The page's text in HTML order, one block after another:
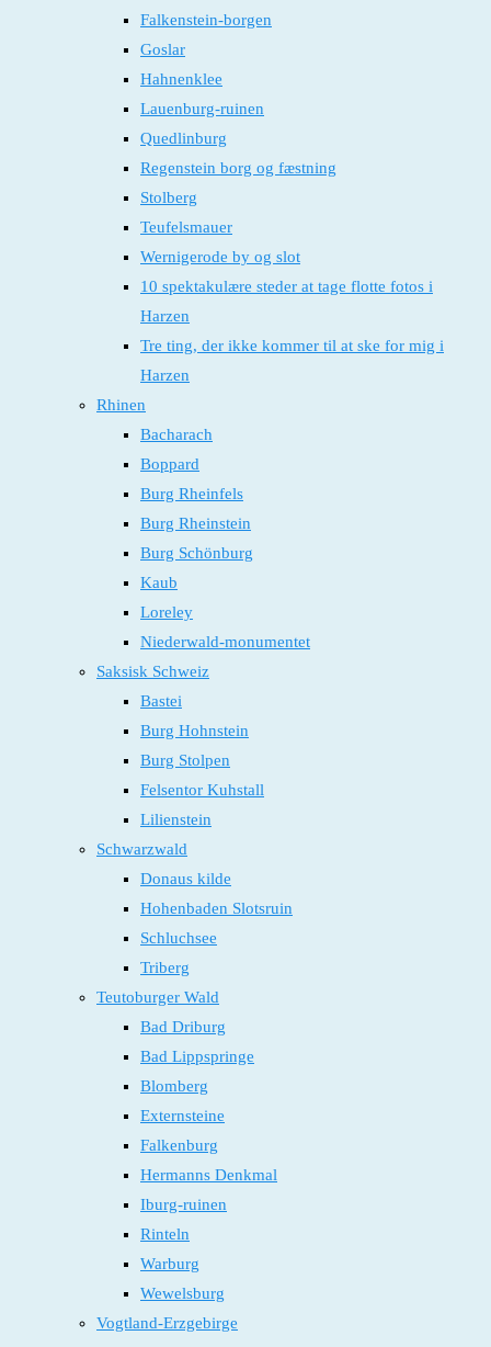
Falkenstein-borgen
Goslar
Hahnenklee
Lauenburg-ruinen
Quedlinburg
Regenstein borg og fæstning
Stolberg
Teufelsmauer
Wernigerode by og slot
10 spektakulære steder at tage flotte fotos i
Harzen
Tre ting, der ikke kommer til at ske for mig i
Harzen
Rhinen
Bacharach
Boppard
Burg Rheinfels
Burg Rheinstein
Burg Schönburg
Kaub
Loreley
Niederwald-monumentet
Saksisk Schweiz
Bastei
Burg Hohnstein
Burg Stolpen
Felsentor Kuhstall
Lilienstein
Schwarzwald
Donaus kilde
Hohenbaden Slotsruin
Schluchsee
Triberg
Teutoburger Wald
Bad Driburg
Bad Lippspringe
Blomberg
Externsteine
Falkenburg
Hermanns Denkmal
Iburg-ruinen
Rinteln
Warburg
Wewelsburg
Vogtland-Erzgebirge